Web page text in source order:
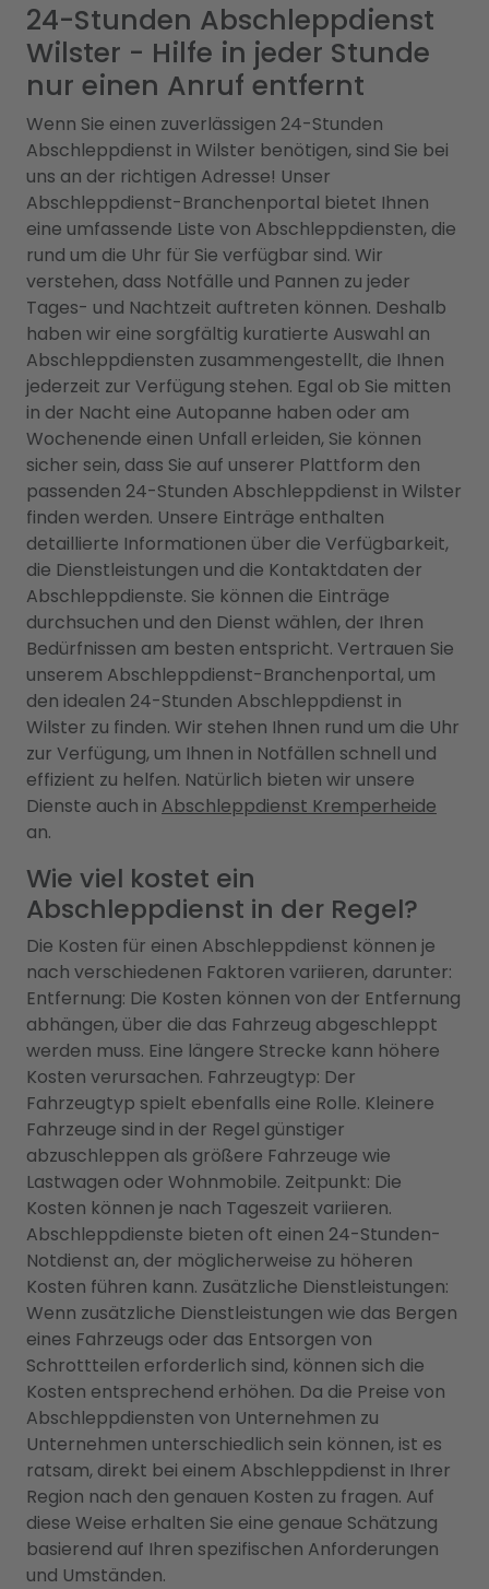
24-Stunden Abschleppdienst
Wilster - Hilfe in jeder Stunde
nur einen Anruf entfernt
Wenn Sie einen zuverlässigen 24-Stunden
Abschleppdienst in Wilster benötigen, sind Sie bei
uns an der richtigen Adresse! Unser
Abschleppdienst-Branchenportal bietet Ihnen
eine umfassende Liste von Abschleppdiensten, die
rund um die Uhr für Sie verfügbar sind. Wir
verstehen, dass Notfälle und Pannen zu jeder
Tages- und Nachtzeit auftreten können. Deshalb
haben wir eine sorgfältig kuratierte Auswahl an
Abschleppdiensten zusammengestellt, die Ihnen
jederzeit zur Verfügung stehen. Egal ob Sie mitten
in der Nacht eine Autopanne haben oder am
Wochenende einen Unfall erleiden, Sie können
sicher sein, dass Sie auf unserer Plattform den
passenden 24-Stunden Abschleppdienst in Wilster
finden werden. Unsere Einträge enthalten
detaillierte Informationen über die Verfügbarkeit,
die Dienstleistungen und die Kontaktdaten der
Abschleppdienste. Sie können die Einträge
durchsuchen und den Dienst wählen, der Ihren
Bedürfnissen am besten entspricht. Vertrauen Sie
unserem Abschleppdienst-Branchenportal, um
den idealen 24-Stunden Abschleppdienst in
Wilster zu finden. Wir stehen Ihnen rund um die Uhr
zur Verfügung, um Ihnen in Notfällen schnell und
effizient zu helfen. Natürlich bieten wir unsere
Dienste auch in Abschleppdienst Kremperheide
an.
Wie viel kostet ein
Abschleppdienst in der Regel?
Die Kosten für einen Abschleppdienst können je
nach verschiedenen Faktoren variieren, darunter:
Entfernung: Die Kosten können von der Entfernung
abhängen, über die das Fahrzeug abgeschleppt
werden muss. Eine längere Strecke kann höhere
Kosten verursachen. Fahrzeugtyp: Der
Fahrzeugtyp spielt ebenfalls eine Rolle. Kleinere
Fahrzeuge sind in der Regel günstiger
abzuschleppen als größere Fahrzeuge wie
Lastwagen oder Wohnmobile. Zeitpunkt: Die
Kosten können je nach Tageszeit variieren.
Abschleppdienste bieten oft einen 24-Stunden-
Notdienst an, der möglicherweise zu höheren
Kosten führen kann. Zusätzliche Dienstleistungen:
Wenn zusätzliche Dienstleistungen wie das Bergen
eines Fahrzeugs oder das Entsorgen von
Schrottteilen erforderlich sind, können sich die
Kosten entsprechend erhöhen. Da die Preise von
Abschleppdiensten von Unternehmen zu
Unternehmen unterschiedlich sein können, ist es
ratsam, direkt bei einem Abschleppdienst in Ihrer
Region nach den genauen Kosten zu fragen. Auf
diese Weise erhalten Sie eine genaue Schätzung
basierend auf Ihren spezifischen Anforderungen
und Umständen.